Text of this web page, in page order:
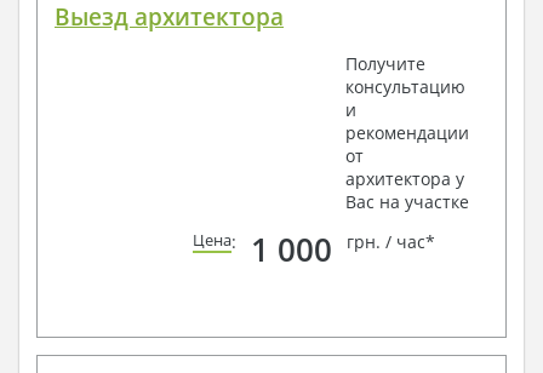
Выезд архитектора
Получите
консультацию
и
рекомендации
от
архитектора у
Вас на участке
Цена: 1 000 грн. / час*